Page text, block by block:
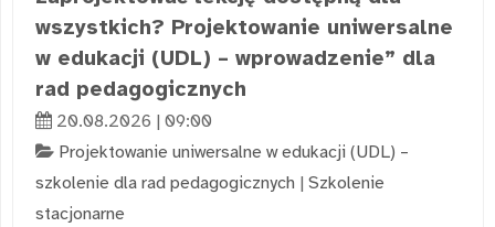
wszystkich? Projektowanie uniwersalne
w edukacji (UDL) – wprowadzenie” dla
rad pedagogicznych
20.08.2026 | 09:00
Projektowanie uniwersalne w edukacji (UDL) –
szkolenie dla rad pedagogicznych | Szkolenie
stacjonarne